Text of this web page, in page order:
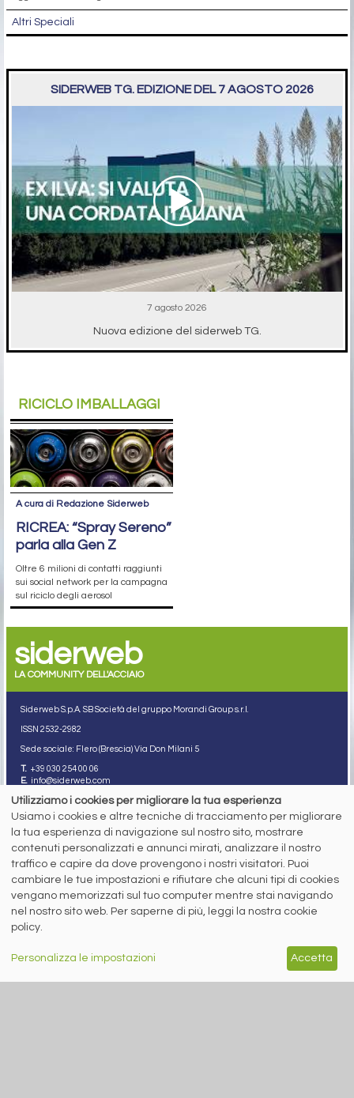
Altri Speciali
SIDERWEB TG. EDIZIONE DEL 7 AGOSTO 2026
7 agosto 2026
Nuova edizione del siderweb TG.
RICICLO IMBALLAGGI
A cura di Redazione Siderweb
RICREA: “Spray Sereno”
parla alla Gen Z
Oltre 6 milioni di contatti raggiunti
sui social network per la campagna
sul riciclo degli aerosol
siderweb
LA COMMUNITY DELL'ACCIAIO
Siderweb S.p.A. SB Società del gruppo Morandi Group s.r.l.
ISSN 2532-2982
Sede sociale: Flero (Brescia) Via Don Milani 5
T. +39 030 254 00 06
E. info@siderweb.com
Copyright siderweb spa sb
Tutti i diritti sono riservati
Privacy policy
Cookie policy
Digital Services Act Policy
MENU
NEWS
PREZZI ITALIA
SERVIZI
SEGUICI SUI NOSTRI
SOCIAL NETWORK
Utilizziamo i cookies per migliorare la tua esperienza
Usiamo i cookies e altre tecniche di tracciamento per migliorare
la tua esperienza di navigazione sul nostro sito, mostrare
contenuti personalizzati e annunci mirati, analizzare il nostro
traffico e capire da dove provengono i nostri visitatori. Puoi
cambiare le tue impostazioni e rifiutare che alcuni tipi di cookies
vengano memorizzati sul tuo computer mentre stai navigando
nel nostro sito web. Per saperne di più, leggi la nostra cookie
policy.
Personalizza le impostazioni Accetta